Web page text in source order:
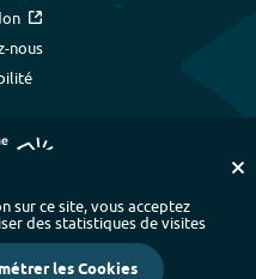
nous
alphabétique
-
- Paramétrer les cookies
sur ce site, vous acceptez
des statistiques de visites
les Cookies